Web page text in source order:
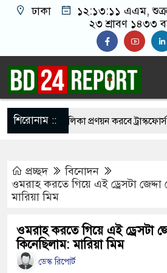
ঢাকা ১২:১৩:১২ এএম,
২৩ শ্রাবণ ১৪৩৩
শিরোনাম ::তালিকা প্রণয়ন করবে ট্রাস্কফোর্স:
নয়, জাতির দায়িত্ব নিতে হবে ওলামায়ে
থেকে খুলে ফেলা হচ্ছে মাইক, শুভেন্দু
প্রচ্ছদ
বিনোদন
ওমরাহ করতে গিয়ে এই ড্রেসটা জেদ্দা
মারিয়া মিম
ওমরাহ করতে গিয়ে এই ড্রেসটা
কিনেছিলাম: মারিয়া মিম
ডেস্ক রিপোর্ট